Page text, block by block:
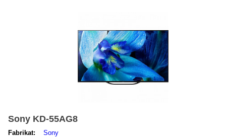
Sony KD-55AG8
Fabrikat:
Sony